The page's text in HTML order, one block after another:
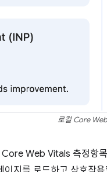
로컬 Core
Web Vitals 측정항